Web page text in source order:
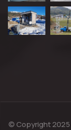
© Copyright 2025